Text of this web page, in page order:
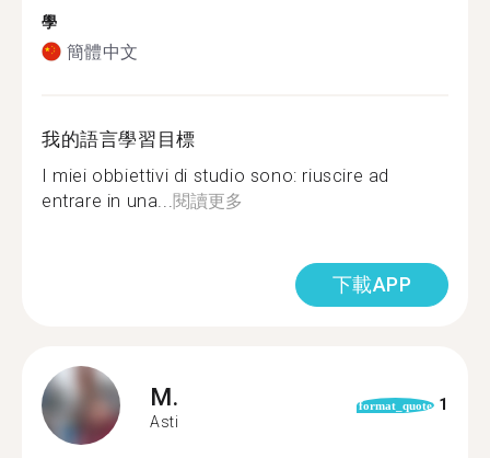
學
簡體中文
我的語言學習目標
I miei obbiettivi di studio sono: riuscire ad
entrare in una... 閱讀更多
下載APP
M.
Asti
format_quote 1